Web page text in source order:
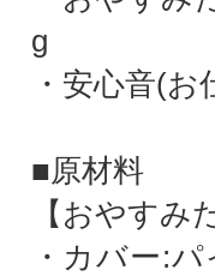
g
・安心音(お
■原材料
【おやすみ
・カバー: